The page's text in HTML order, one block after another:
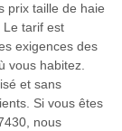
prix taille de haie
Le tarif est
exigences des
vous habitez.
et sans
Si vous êtes
nous